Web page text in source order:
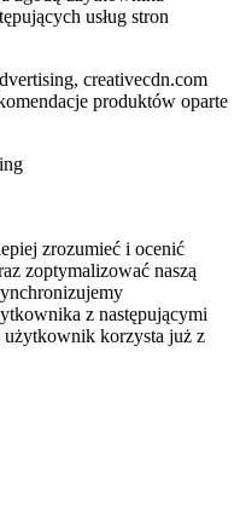
usług stron
creativecdn.com
produktów oparte
zrozumieć i ocenić
zoptymalizować naszą
z następującymi
korzysta już z